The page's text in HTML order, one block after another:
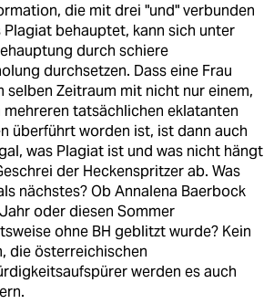
die mit drei "und" verbunden
Plagiat behauptet, kann sich unter
durch schiere
durchsetzen. Dass eine Frau
selben Zeitraum mit nicht nur einem,
mehreren tatsächlichen eklatanten
überführt worden ist, ist dann auch
was Plagiat ist und was nicht hängt
der Heckenspritzer ab. Was
nächstes? Ob Annalena Baerbock
oder diesen Sommer
ohne BH geblitzt wurde? Kein
die österreichischen
werden es auch